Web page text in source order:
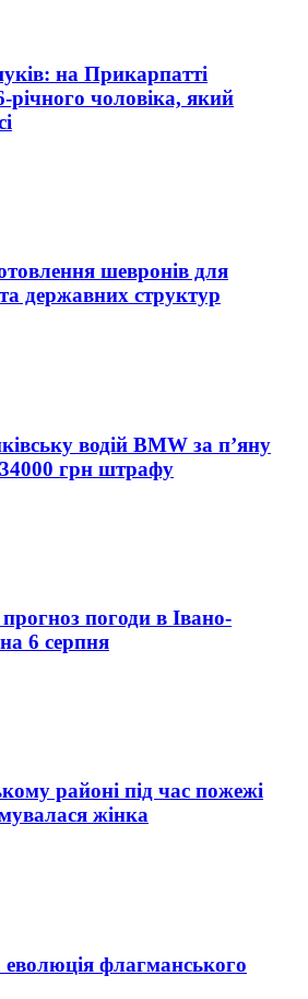
на Прикарпатті
чоловіка, який
шевронів для
державних структур
водій BMW за п’яну
грн штрафу
погоди в Івано-
6 серпня
районі під час пожежі
жінка
еволюція флагманського